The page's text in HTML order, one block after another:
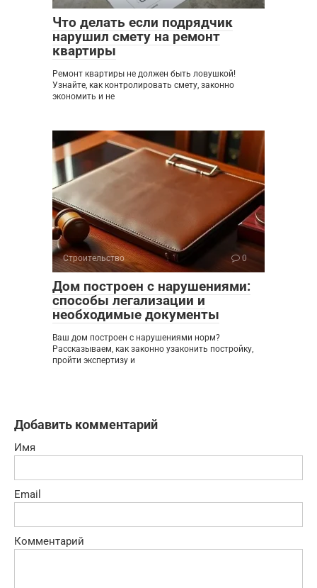
Что делать если подрядчик
нарушил смету на ремонт
квартиры
Ремонт квартиры не должен быть ловушкой!
Узнайте, как контролировать смету, законно
экономить и не
Строительство 0
Дом построен с нарушениями:
способы легализации и
необходимые документы
Ваш дом построен с нарушениями норм?
Рассказываем, как законно узаконить постройку,
пройти экспертизу и
Добавить комментарий
Имя
Email
Комментарий